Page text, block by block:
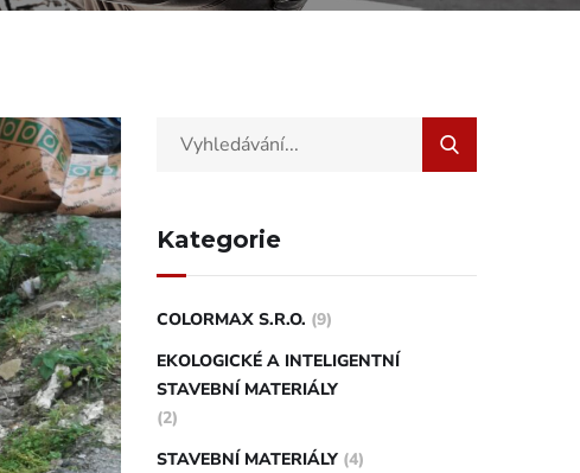
Kategorie
COLORMAX S.R.O. (9)
EKOLOGICKÉ A INTELIGENTNÍ
STAVEBNÍ MATERIÁLY
(2)
STAVEBNÍ MATERIÁLY (4)